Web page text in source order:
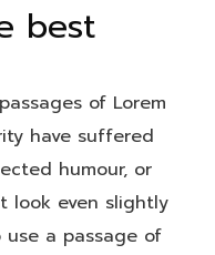
best
of Lorem
have suffered
humour, or
look even slightly
a passage of